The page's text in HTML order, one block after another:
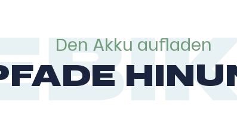
Den Akku aufladen